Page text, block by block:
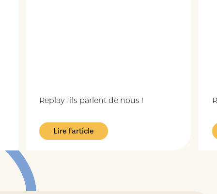
Replay : ils parlent de nous !
Lire l'article